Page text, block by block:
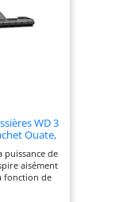
WD 3
Ouate,
: 17 l, Tube
puissance de
aisément
fonction de